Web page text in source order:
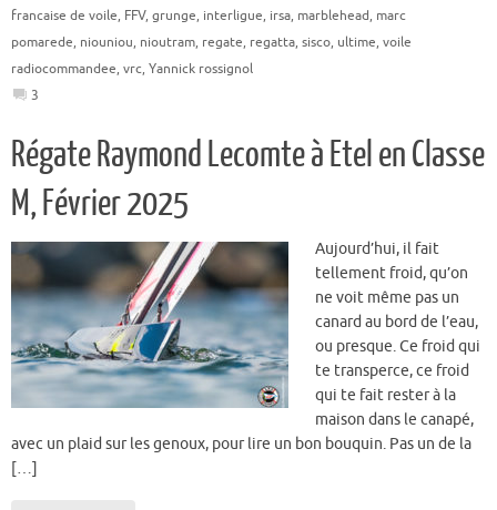
francaise de voile, FFV, grunge, interligue, irsa, marblehead, marc
pomarede, niouniou, nioutram, regate, regatta, sisco, ultime, voile
radiocommandee, vrc, Yannick rossignol
3
Régate Raymond Lecomte à Etel en Classe
M, Février 2025
Aujourd’hui, il fait
tellement froid, qu’on
ne voit même pas un
canard au bord de l’eau,
ou presque. Ce froid qui
te transperce, ce froid
qui te fait rester à la
maison dans le canapé,
avec un plaid sur les genoux, pour lire un bon bouquin. Pas un de la
[…]